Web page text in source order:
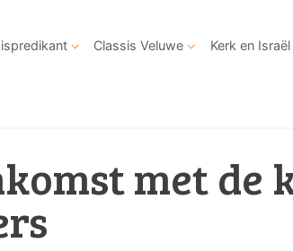
Classis Veluwe Kerk en
met de